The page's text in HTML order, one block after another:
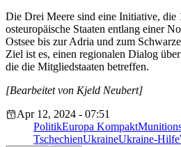
Die Drei Meere sind eine Initiative, die
osteuropäische Staaten entlang einer
Ostsee bis zur Adria und zum
Ziel ist es, einen regionalen Dialog
die die Mitgliedstaaten betreffen.
[Bearbeitet von Kjeld Neubert]
Apr 12, 2024 - 07:51
PolitikEuropa Kompakt
TschechienUkraineUkraine-Hilfe